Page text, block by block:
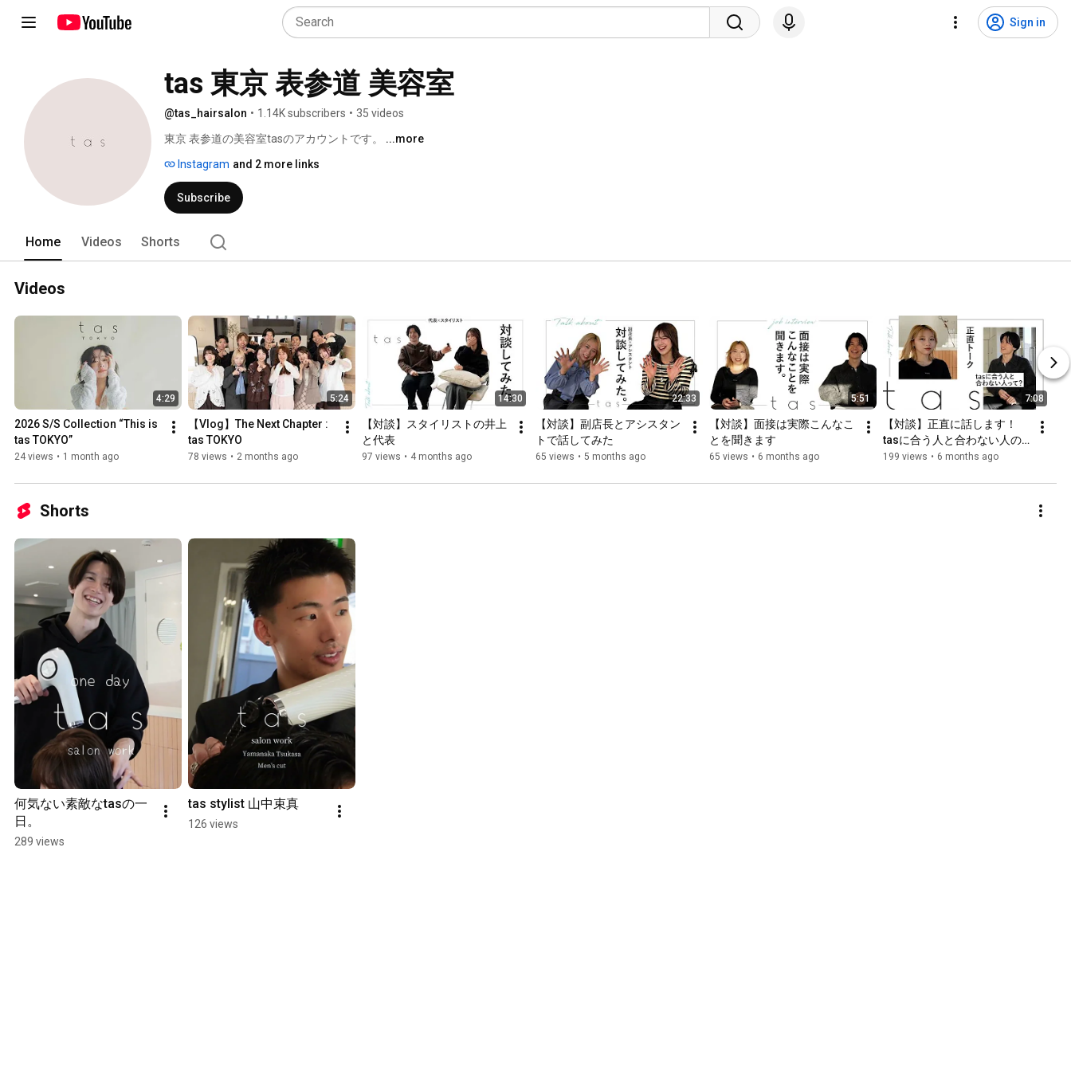
Sign in
tas 東京 表参道 美容室
@tas_hairsalon • 1.14K subscribers • 35 videos
東京 表参道の美容室tasのアカウントです。 ...more
Instagram and 2 more links
Subscribe
Home Videos Shorts
Videos
4:29
2026 S/S Collection “This is
tas TOKYO”
24 views • 1 month ago
5:24
【Vlog】The Next Chapter :
tas TOKYO
78 views • 2 months ago
14:30
【対談】スタイリストの井上
と代表
97 views • 4 months ago
22:33
【対談】副店長とアシスタン
トで話してみた
65 views • 5 months ago
5:51
【対談】面接は実際こんなこ
とを聞きます
65 views • 6 months ago
7:08
【対談】正直に話します！
tasに合う人と合わない人の
特徴
199 views • 6 months ago
Shorts
何気ない素敵なtasの一
日。
289 views
tas stylist 山中束真
126 views